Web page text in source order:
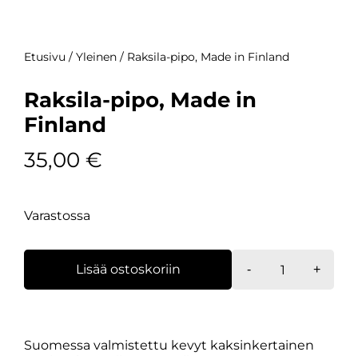
Etusivu / Yleinen / Raksila-pipo, Made in Finland
Raksila-pipo, Made in
Finland
35,00 €
Varastossa
-
Raksila-
Finland
+
Lisää ostoskoriin
Suomessa valmistettu kevyt kaksinkertainen